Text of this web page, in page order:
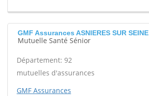
GMF Assurances ASNIERES SUR SEINE
Mutuelle Santé Sénior
Département: 92
mutuelles d'assurances
GMF Assurances